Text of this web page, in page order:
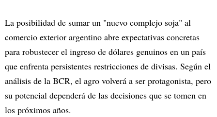
La posibilidad de sumar un "nuevo complejo soja" al
comercio exterior argentino abre expectativas concretas
para robustecer el ingreso de dólares genuinos en un país
que enfrenta persistentes restricciones de divisas. Según el
análisis de la BCR, el agro volverá a ser protagonista, pero
su potencial dependerá de las decisiones que se tomen en
los próximos años.